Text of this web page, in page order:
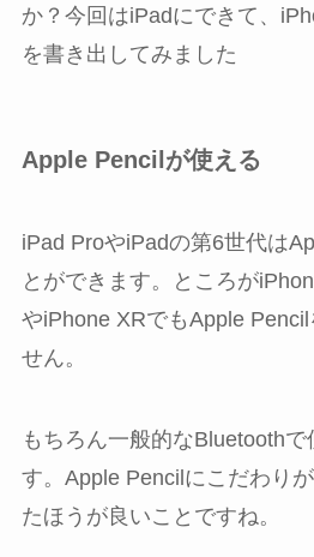
か？今回はiPadにできて、
を書き出してみました
Apple Pencilが使える
iPad ProやiPadの第6世代は
とができます。ところが
やiPhone XRでもApple
せん。
もちろん一般的なBluetoothで
す。Apple Pencilにこだわり
たほうが良いことですね。